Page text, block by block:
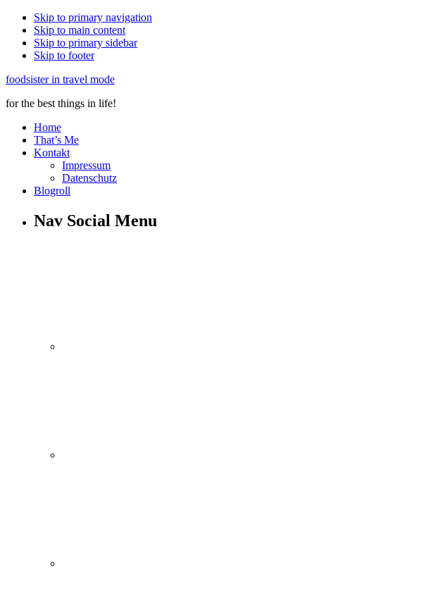
Skip to primary navigation
Skip to main content
Skip to primary sidebar
Skip to footer
foodsister in travel mode
for the best things in life!
Home
That’s Me
Kontakt
Impressum
Datenschutz
Blogroll
Nav Social Menu